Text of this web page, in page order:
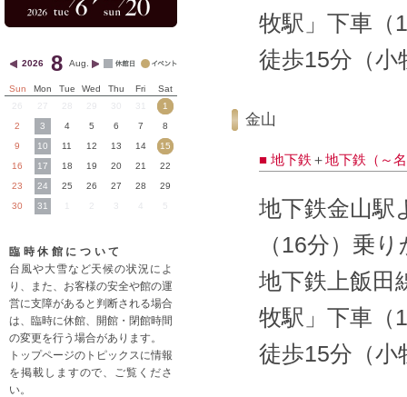
牧駅」下車（
徒歩15分（
金山
■ 地下鉄 ＋地下鉄（～
地下鉄金山駅
（16分）乗
地下鉄上飯田
牧駅」下車（
徒歩15分（
2026 8 Aug.
Sun Mon Tue Wed Thu Fri
Sat
27 29 30 31
1
2
3 4 5 6 7
8
9
10 11 12 13 14
15
16
17 18 19 20 21
22
23
24 25 26 27 28
29
30
31 3 4 5
臨時休館について
台風や大雪など天候の状況によ
り、また、お客様の安全や館の運
営に支障があると判断される場合
は、臨時に休館、開館・閉館時間
の変更を行う場合があります。
トップページのトピックスに情報
を掲載しますので、ご覧くださ
い。